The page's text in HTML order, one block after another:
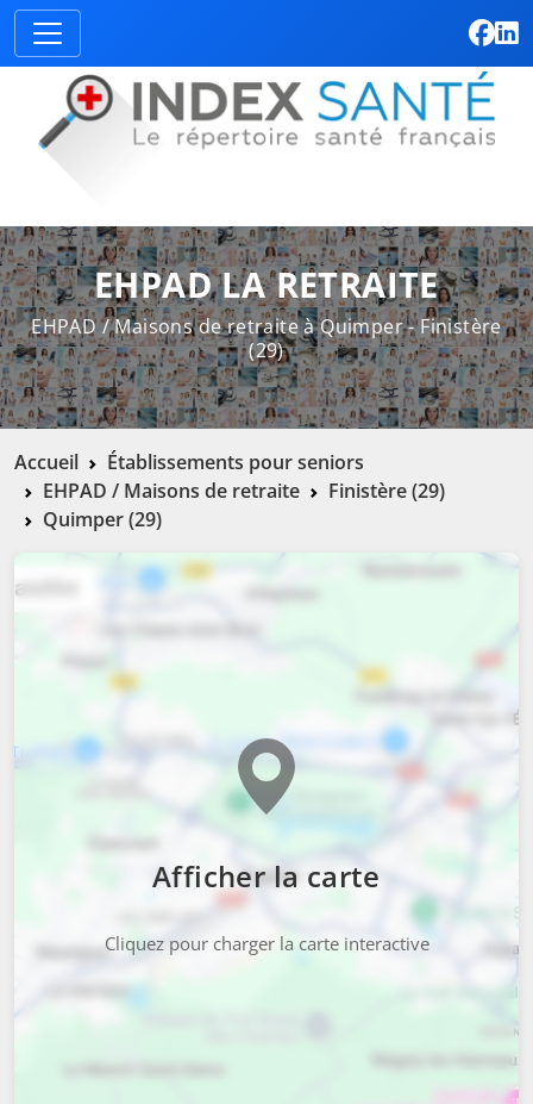
EHPAD LA RETRAITE
EHPAD / Maisons de retraite à Quimper - Finistère
(29)
Accueil
Établissements pour seniors
EHPAD / Maisons de retraite
Finistère (29)
Quimper (29)
Afficher la carte
Cliquez pour charger la carte interactive